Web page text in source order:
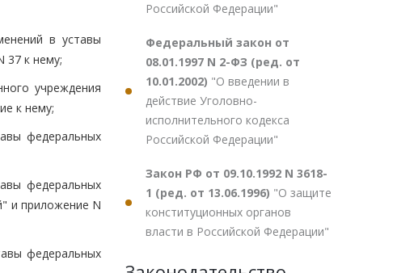
в уставы
37 к нему;
учреждения
к нему;
федеральных
федеральных
и приложение N
федеральных
Российской Федерации"
Федеральный закон от
08.01.1997 N 2-ФЗ (ред. от
10.01.2002) "О введении в
действие Уголовно-
исполнительного кодекса
Российской Федерации"
Закон РФ от 09.10.1992 N 3618-
1 (ред. от 13.06.1996) "О защите
конституционных органов
власти в Российской Федерации"